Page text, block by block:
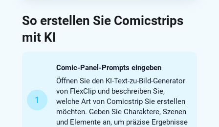
So erstellen Sie Comicstrips
mit KI
1
Comic-Panel-Prompts eingeben
Öffnen Sie den KI-Text-zu-Bild-Generator
von FlexClip und beschreiben Sie,
welche Art von Comicstrip Sie erstellen
möchten. Geben Sie Charaktere, Szenen
und Elemente an, um präzise Ergebnisse